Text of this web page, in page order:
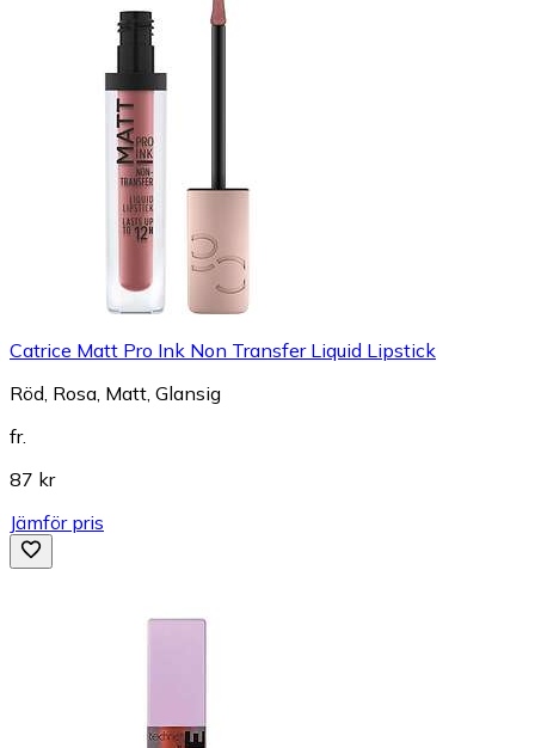
Catrice Matt Pro Ink Non Transfer Liquid Lipstick
Röd, Rosa, Matt, Glansig
fr.
87 kr
Jämför pris